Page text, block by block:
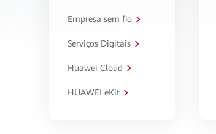
Empresa sem fio
Serviços Digitais
Huawei Cloud
HUAWEI eKit